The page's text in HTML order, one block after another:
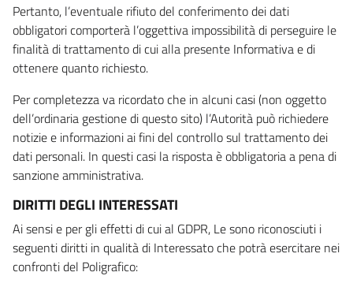
Pertanto, l’eventuale rifiuto del conferimento dei dati
obbligatori comporterà l’oggettiva impossibilità di perseguire le
finalità di trattamento di cui alla presente Informativa e di
ottenere quanto richiesto.
Per completezza va ricordato che in alcuni casi (non oggetto
dell’ordinaria gestione di questo sito) l’Autorità può richiedere
notizie e informazioni ai fini del controllo sul trattamento dei
dati personali. In questi casi la risposta è obbligatoria a pena di
sanzione amministrativa.
DIRITTI DEGLI INTERESSATI
Ai sensi e per gli effetti di cui al GDPR, Le sono riconosciuti i
seguenti diritti in qualità di Interessato che potrà esercitare nei
confronti del Poligrafico: